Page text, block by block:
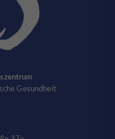
Gesundheit